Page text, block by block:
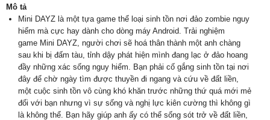
Mô tả
Mini DAYZ là một tựa game thể loại sinh tồn nơi đảo zombie nguy
hiểm mà cực hay dành cho dòng máy Android. Trải nghiệm
game Mini DAYZ, người chơi sẽ hoá thân thành một anh chàng
sau khi bị đấm tàu, tỉnh dậy phát hiện mình đang lạc ở đảo hoang
đầy những xác sống nguy hiểm. Bạn phải cố gắng sinh tồn tại nơi
đây để chờ ngày tìm được thuyền đi ngang và cứu về đất liền,
một cuộc sinh tồn vô cùng khó khăn trước những thứ quá mới mẻ
đối với bạn nhưng vì sự sống và nghị lực kiên cường thì không gì
là không thể. Bạn hãy giúp anh ấy có thể sống sót trở về đất liền,